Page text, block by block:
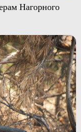
Нагорного